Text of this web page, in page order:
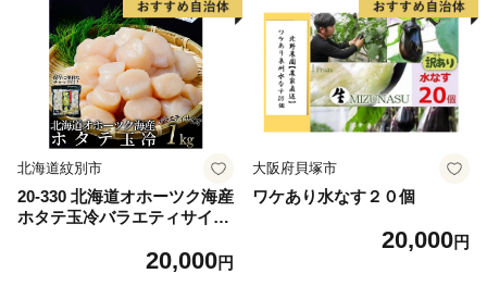
農家直送 期間限定 特産品 サ
イズミックス くらもとファー
ム 愛南町 愛媛県
北海道紋別市
20-330 北海道オホーツク海産
ホタテ玉冷バラエティサイズ
20,000円
大阪府貝塚市
ワケあり水なす２０個
20,000円